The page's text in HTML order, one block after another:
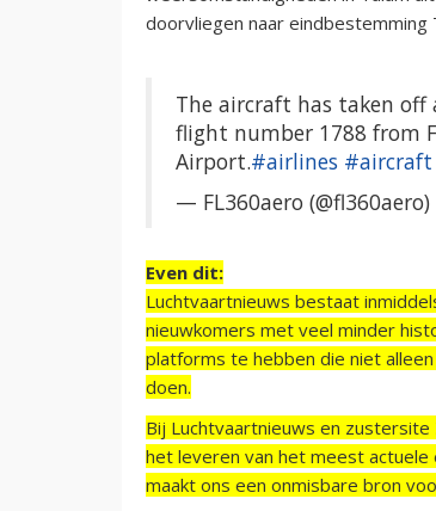
doorvliegen naar eindbestemming
The aircraft has taken off
flight number 1788 from
Airport.#airlines #aircraft
— FL360aero (@fl360aero)
Even dit:
Luchtvaartnieuws bestaat
nieuwkomers met veel minder
platforms te hebben die niet
doen.
Bij Luchtvaartnieuws en
het leveren van het meest actuele
maakt ons een onmisbare bron